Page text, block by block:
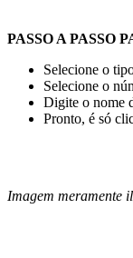
PASSO A PASSO
Selecione o
Selecione o
Digite o nome
Pronto, é só
Imagem meramente